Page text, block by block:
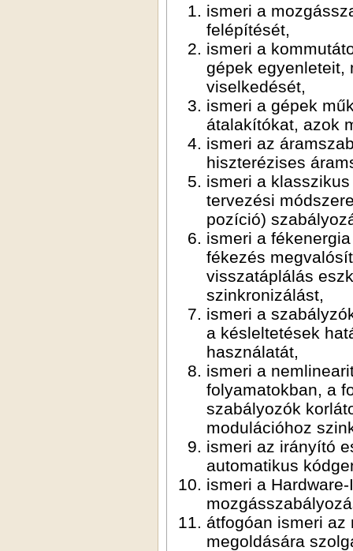
ismeri a
felépítését,
ismeri a
gépek egyenleteit,
viselkedését,
ismeri a gépek
átalakítókat, azok
ismeri az
hiszterézises
ismeri a
tervezési
pozíció)
ismeri a
fékezés
visszatáplálás
szinkronizálást,
ismeri a
a késleltetések
használatát,
ismeri a
folyamatokban, a
szabályozók
modulációhoz
ismeri az irányító
automatikus
ismeri a
átfogóan ismeri
megoldására